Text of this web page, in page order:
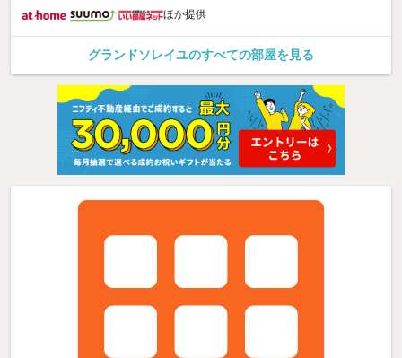
ほか提供
グランドソレイユのすべての部屋を見る